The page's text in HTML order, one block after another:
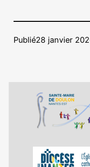
Publié28 janvier